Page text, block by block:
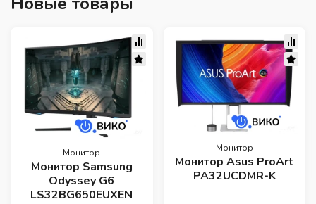
Монитор
Монитор Samsung
Odyssey G6
LS32BG650EUXEN
Монитор
Монитор Asus ProArt
PA32UCDMR-K